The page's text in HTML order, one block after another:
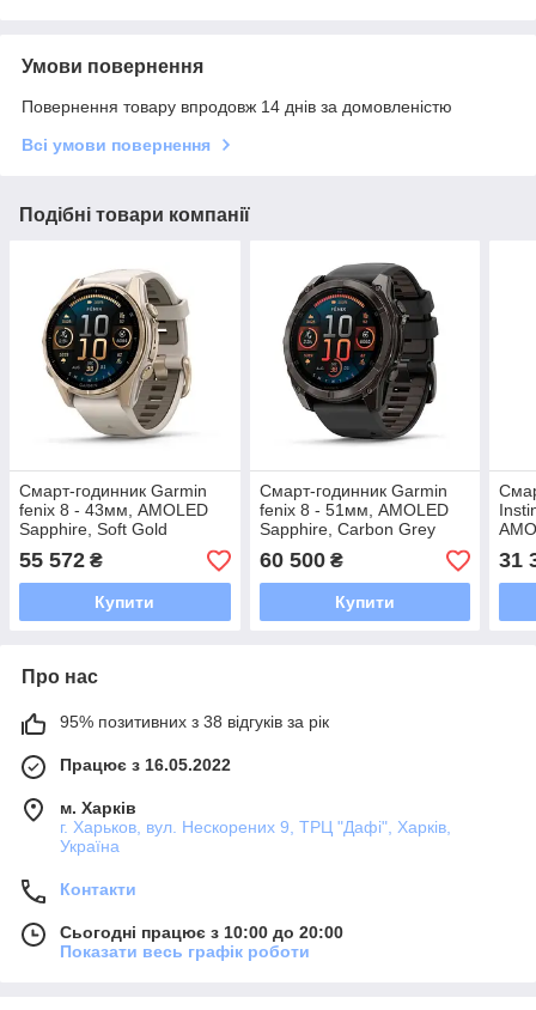
Умови повернення
Повернення товару впродовж 14 днів за домовленістю
Всі умови повернення
Подібні товари компанії
Смарт-годинник Garmin
fenix 8 - 43мм, AMOLED
Sapphire, Soft Gold
55 572 ₴
Купити
Смарт-годинник Garmin
fenix 8 - 51мм, AMOLED
Sapphire, Carbon Grey
60 500₴
Купити
31
Про нас
95% позитивних з 38 відгуків за рік
Працює з 16.05.2022
м. Харків
г. Харьков, вул. Нескорених 9, ТРЦ "Дафі", Харків,
Україна
Контакти
Сьогодні працює з 10:00 до 20:00
Показати весь графік роботи